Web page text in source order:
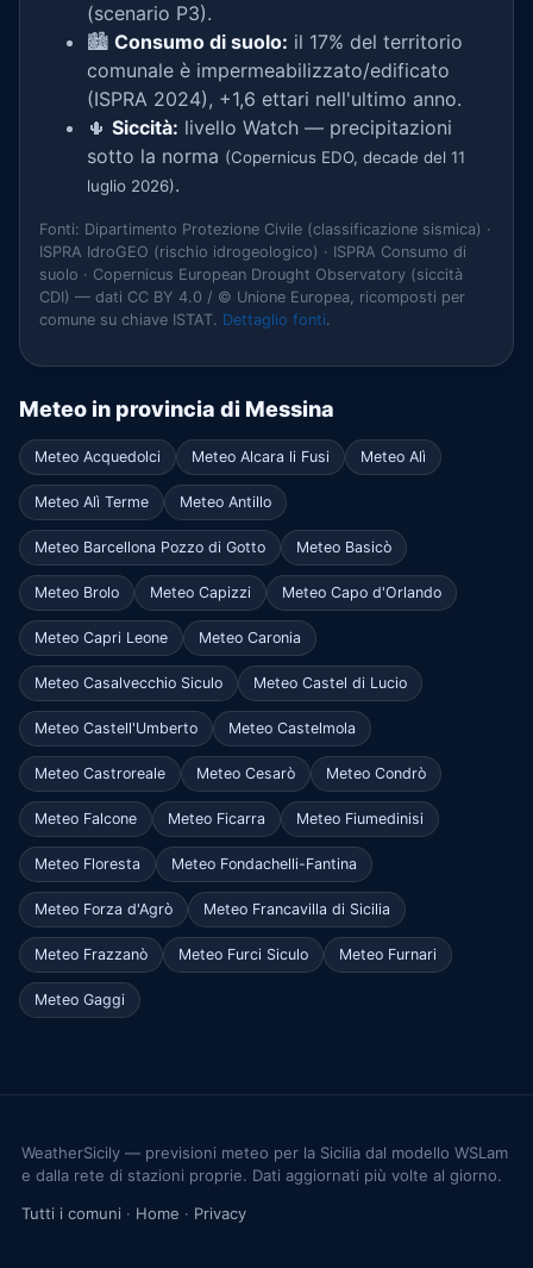
(scenario P3).
🏙️ Consumo di suolo: il 17% del territorio
comunale è impermeabilizzato/edificato
(ISPRA 2024), +1,6 ettari nell'ultimo anno.
🌵 Siccità: livello Watch — precipitazioni
sotto la norma (Copernicus EDO, decade del 11
luglio 2026).
Fonti: Dipartimento Protezione Civile (classificazione sismica) ·
ISPRA IdroGEO (rischio idrogeologico) · ISPRA Consumo di
suolo · Copernicus European Drought Observatory (siccità
CDI) — dati CC BY 4.0 / © Unione Europea, ricomposti per
comune su chiave ISTAT. Dettaglio fonti.
Meteo in provincia di Messina
Meteo Acquedolci Meteo Alcara li Fusi Meteo Alì
Meteo Alì Terme Meteo Antillo
Meteo Barcellona Pozzo di Gotto Meteo Basicò
Meteo Brolo Meteo Capizzi Meteo Capo d'Orlando
Meteo Capri Leone Meteo Caronia
Meteo Casalvecchio Siculo Meteo Castel di Lucio
Meteo Castell'Umberto Meteo Castelmola
Meteo Castroreale Meteo Cesarò Meteo Condrò
Meteo Falcone Meteo Ficarra Meteo Fiumedinisi
Meteo Floresta Meteo Fondachelli-Fantina
Meteo Forza d'Agrò Meteo Francavilla di Sicilia
Meteo Frazzanò Meteo Furci Siculo Meteo Furnari
Meteo Gaggi
WeatherSicily — previsioni meteo per la Sicilia dal modello WSLam
e dalla rete di stazioni proprie. Dati aggiornati più volte al giorno.
Tutti i comuni · Home · Privacy